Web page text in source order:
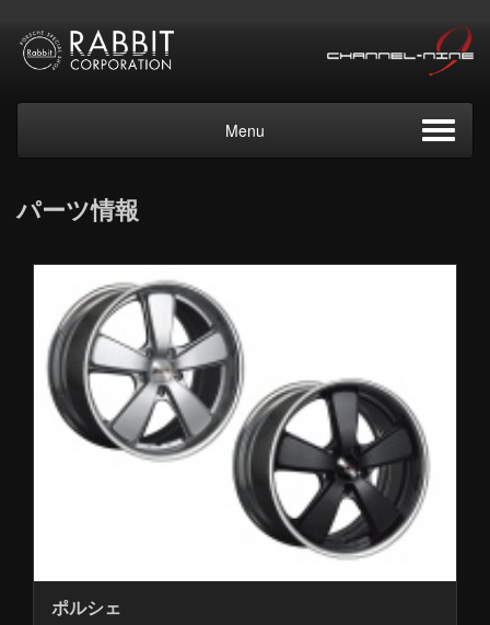
Menu
パーツ情報
ポルシェ